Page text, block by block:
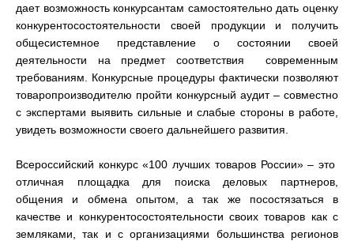
дает возможность конкурсантам самостоятельно дать оценку
конкурентосостоятельности своей продукции и получить
общесистемное представление о состоянии своей
деятельности на предмет соответствия современным
требованиям. Конкурсные процедуры фактически позволяют
товаропроизводителю пройти конкурсный аудит – совместно
с экспертами выявить сильные и слабые стороны в работе,
увидеть возможности своего дальнейшего развития.
Всероссийский конкурс «100 лучших товаров России» – это
отличная площадка для поиска деловых партнеров,
общения и обмена опытом, а так же посостязаться в
качестве и конкурентосостоятельности своих товаров как с
земляками, так и с организациями большинства регионов